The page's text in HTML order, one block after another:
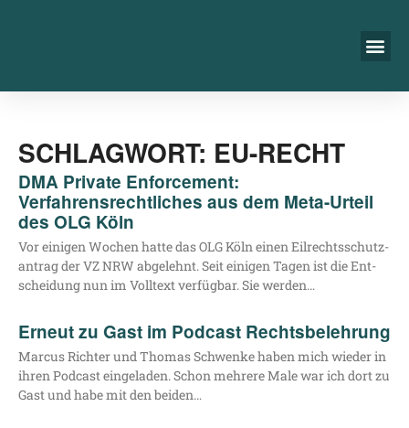
SCHLAGWORT: EU-RECHT
DMA Private Enforcement:
Verfahrensrechtliches aus dem Meta-Urteil
des OLG Köln
Vor eini­gen Wochen hat­te das OLG Köln einen Eil­rechts­schutz­
an­trag der VZ NRW abge­lehnt. Seit eini­gen Tagen ist die Ent­
schei­dung nun im Voll­text ver­füg­bar. Sie werden…
Erneut zu Gast im Podcast Rechtsbelehrung
Mar­cus Rich­ter und Tho­mas Schwen­ke haben mich wie­der in
ihren Pod­cast ein­ge­la­den. Schon meh­re­re Male war ich dort zu
Gast und habe mit den beiden…